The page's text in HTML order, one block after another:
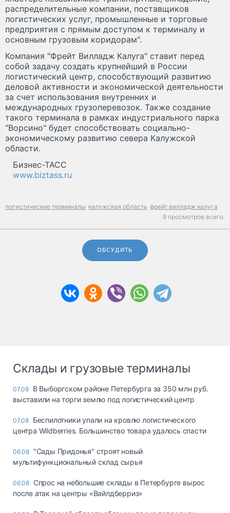
распределительные компании, поставщиков
логистических услуг, промышленные и торговые
предприятия с прямым доступом к терминалу и
основным грузовым коридорам".
Компания "Фрейт Вилладж Калуга" ставит перед
собой задачу создать крупнейший в России
логистический центр, способствующий развитию
деловой активности и экономической деятельности
за счет использования внутренних и
международных грузоперевозок. Также создание
такого терминала в рамках индустриального парка
"Ворсино" будет способствовать социально-
экономическому развитию севера Калужской
области.
Бизнес-ТАСС
www.biztass.ru
логистические терминалы калужская область фрейт вилладж калуга
9 просмотров всего.
ОБСУДИТЬ
Склады и грузовые терминалы
07.08 В Выборгском районе Петербурга за 350 млн руб.
выставили на торги землю под логистический центр
07.08 Беспилотники упали на кровлю логистического
центра Wildberries. Большинство товара удалось спасти
06.08 "Сады Придонья" строят новый
мультифункциональный склад сырья
06.08 Спрос на небольшие склады в Петербурге вырос
после атак на центры «Вайлдберриз»